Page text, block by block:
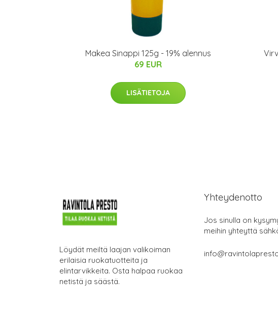
Makea Sinappi 125g - 19% alennus
69 EUR
LISÄTIETOJA
Löydät meiltä laajan valikoiman
erilaisia ruokatuotteita ja
elintarvikkeita. Osta halpaa ruokaa
netistä ja säästä.
Yhteydenotto
Jos sinulla on
meihin yhteyttä